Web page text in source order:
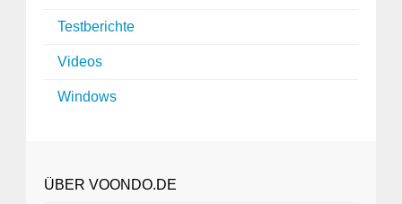
Testberichte
Videos
Windows
ÜBER VOONDO.DE